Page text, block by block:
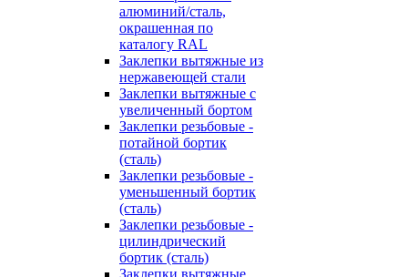
алюминий/сталь,
окрашенная по
каталогу RAL
Заклепки вытяжные из
нержавеющей стали
Заклепки вытяжные с
увеличенный бортом
Заклепки резьбовые -
потайной бортик
(сталь)
Заклепки резьбовые -
уменьшенный бортик
(сталь)
Заклепки резьбовые -
цилиндрический
бортик (сталь)
Заклепки вытяжные